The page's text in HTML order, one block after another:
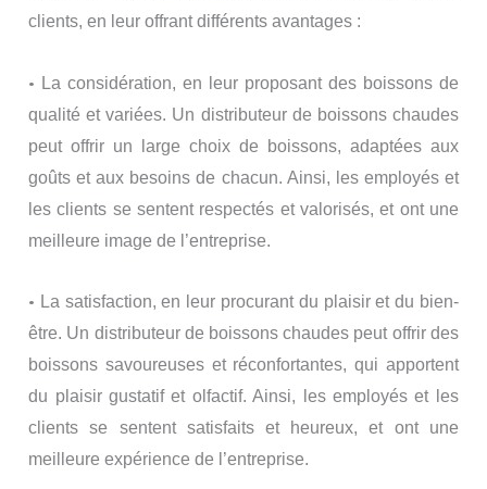
clients, en leur offrant différents avantages :
• La considération, en leur proposant des boissons de
qualité et variées. Un distributeur de boissons chaudes
peut offrir un large choix de boissons, adaptées aux
goûts et aux besoins de chacun. Ainsi, les employés et
les clients se sentent respectés et valorisés, et ont une
meilleure image de l’entreprise.
• La satisfaction, en leur procurant du plaisir et du bien-
être. Un distributeur de boissons chaudes peut offrir des
boissons savoureuses et réconfortantes, qui apportent
du plaisir gustatif et olfactif. Ainsi, les employés et les
clients se sentent satisfaits et heureux, et ont une
meilleure expérience de l’entreprise.